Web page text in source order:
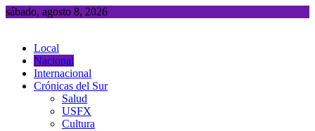
Saltar
sábado, agosto 8, 2026
Local
Nacional
Internacional
Crónicas del Sur
Salud
USFX
Cultura